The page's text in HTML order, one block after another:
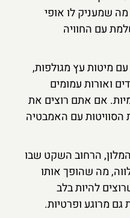
מהמאה ה-18, מה שמעניק לו אופי
החוויה
עץ מגולפות,
עמומים
אם אתם רוצים את
עם האמבטיה
הרחוב השקט שבו
מה שהופך אותו
להיות בלב
ופרטיות.